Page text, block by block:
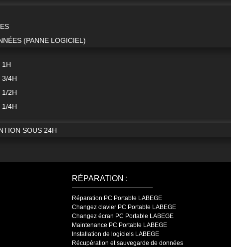
(PANNE LOGICIEL)
1H
3/4H
1/2H
1/4H
SOUS 24H
RÉPARATION :
Réparation PC Portable LABEGE
Changez clavier PC Portable LABEGE
Changez écran PC Portable LABEGE
Maintenance PC Portable LABEGE
Installation de logiciels LABEGE
Récupération et sauvegarde de données